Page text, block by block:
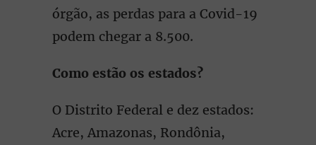
órgão, as perdas para a Covid-19
podem chegar a 8.500.
Como estão os estados?
O Distrito Federal e dez estados:
Acre, Amazonas, Rondônia,